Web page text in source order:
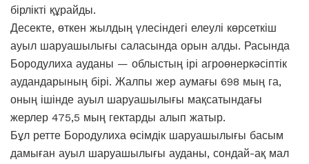
бірлікті құрайды.
Десекте, өткен жылдың үлесіндегі елеулі көрсеткіш
ауыл шаруашылығы саласында орын алды. Расында
Бородулиха ауданы — облыстың ірі агроөнеркәсіптік
аудандарының бірі. Жалпы жер аумағы 698 мың га,
оның ішінде ауыл шаруашылығы мақсатындағы
жерлер 475,5 мың гектарды алып жатыр.
Бұл ретте Бородулиха өсімдік шаруашылығы басым
дамыған ауыл шаруашылығы ауданы, сондай-ақ мал